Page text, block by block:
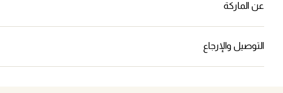
عن الماركة
التوصيل والإرجاع